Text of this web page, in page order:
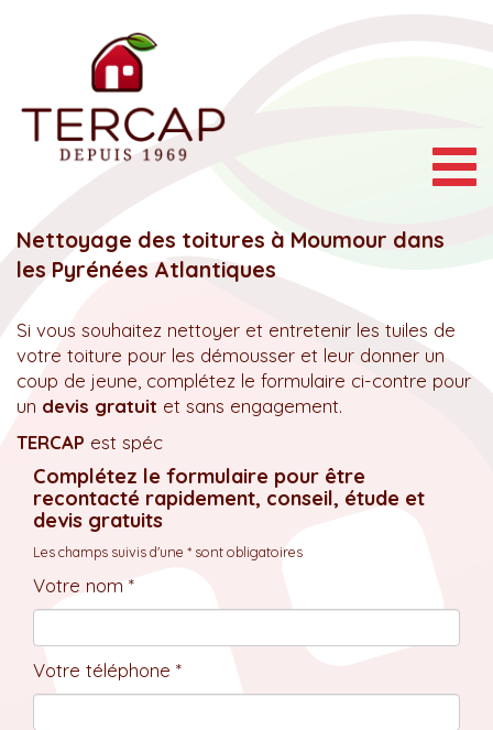
Nettoyage des toitures à Moumour dans
les Pyrénées Atlantiques
Si vous souhaitez nettoyer et entretenir les tuiles de
votre toiture pour les démousser et leur donner un
coup de jeune, complétez le formulaire ci-contre pour
un devis gratuit et sans engagement.
TERCAP est spéc
Complétez le formulaire pour être
recontacté rapidement, conseil, étude et
devis gratuits
Les champs suivis d'une * sont obligatoires
Votre nom *
Votre téléphone *